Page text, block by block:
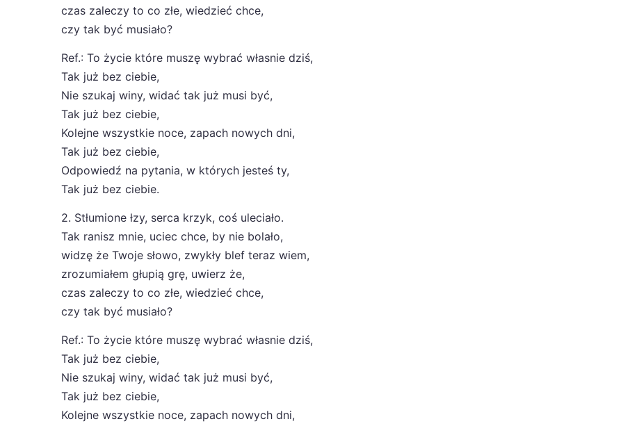
czas zaleczy to co złe, wiedzieć chce,
czy tak być musiało?
Ref.: To życie które muszę wybrać własnie dziś,
Tak już bez ciebie,
Nie szukaj winy, widać tak już musi być,
Tak już bez ciebie,
Kolejne wszystkie noce, zapach nowych dni,
Tak już bez ciebie,
Odpowiedź na pytania, w których jesteś ty,
Tak już bez ciebie.
2. Stłumione łzy, serca krzyk, coś uleciało.
Tak ranisz mnie, uciec chce, by nie bolało,
widzę że Twoje słowo, zwykły blef teraz wiem,
zrozumiałem głupią grę, uwierz że,
czas zaleczy to co złe, wiedzieć chce,
czy tak być musiało?
Ref.: To życie które muszę wybrać własnie dziś,
Tak już bez ciebie,
Nie szukaj winy, widać tak już musi być,
Tak już bez ciebie,
Kolejne wszystkie noce, zapach nowych dni,